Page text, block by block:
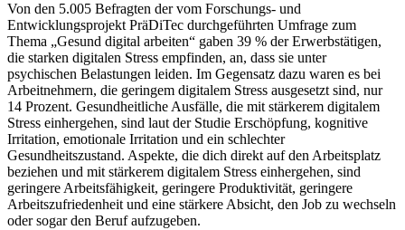
Von den 5.005 Befragten der vom Forschungs- und
Entwicklungsprojekt PräDiTec durchgeführten Umfrage zum
Thema „Gesund digital arbeiten“ gaben 39 % der Erwerbstätigen,
die starken digitalen Stress empfinden, an, dass sie unter
psychischen Belastungen leiden. Im Gegensatz dazu waren es bei
Arbeitnehmern, die geringem digitalem Stress ausgesetzt sind, nur
14 Prozent. Gesundheitliche Ausfälle, die mit stärkerem digitalem
Stress einhergehen, sind laut der Studie Erschöpfung, kognitive
Irritation, emotionale Irritation und ein schlechter
Gesundheitszustand. Aspekte, die dich direkt auf den Arbeitsplatz
beziehen und mit stärkerem digitalem Stress einhergehen, sind
geringere Arbeitsfähigkeit, geringere Produktivität, geringere
Arbeitszufriedenheit und eine stärkere Absicht, den Job zu wechseln
oder sogar den Beruf aufzugeben.